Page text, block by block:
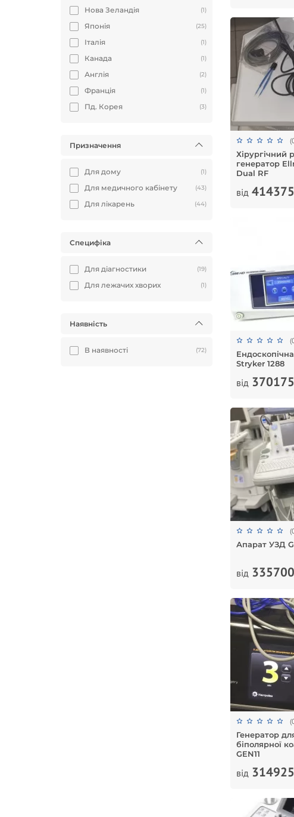
Нова Зеландія (1)
Японія (25)
Італія (1)
Канада (1)
Англія (2)
Франція (1)
Пд. Корея (3)
Призначення
Для дому (1)
Для медичного кабінету (43)
Для лікарень (44)
Специфіка
Для діагностики (19)
Для лежачих хворих (1)
Наявність
В наявності (72)
Хірургічний
генератор
Dual RF
від 414375
Stryker 1288
від 370175
Апарат УЗД
від 335700
Генератор
біполярної
GEN11
від 314925